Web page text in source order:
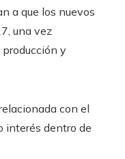
a que los nuevos
una vez
y
con el
interés dentro de